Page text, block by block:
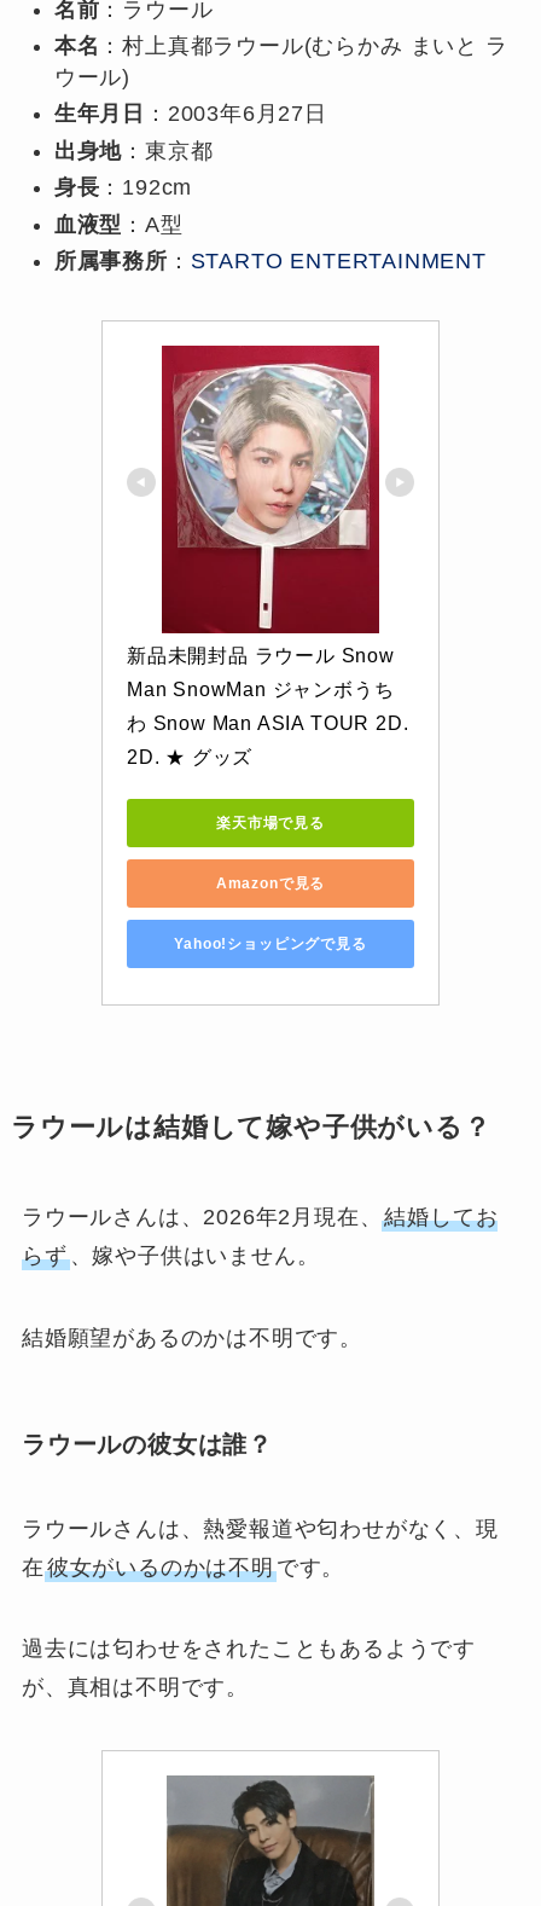
名前 ：ラウール
本名 ：村上真都ラウール(むらかみ まいと ラ
ウール)
生年月日
：2003年6月27日
出身地 ：東京都
身長 ：192cm
血液型 ：A型
所属事務所 ： STARTO ENTERTAINMENT
新品未開封品 ラウール Snow
Man SnowMan ジャンボうち
わ Snow Man ASIA TOUR 2D.
2D. ★ グッズ
楽天市場で見る
Amazonで見る
Yahoo!ショッピングで見る
ラウールは結婚して嫁や子供がいる？
ラウールさんは、2026年2月現在、結婚してお
らず、嫁や子供はいません。
結婚願望があるのかは不明です。
ラウールの彼女は誰？
ラウールさんは、熱愛報道や匂わせがなく、現
在彼女がいるのかは不明です。
過去には匂わせをされたこともあるようです
が、真相は不明です。